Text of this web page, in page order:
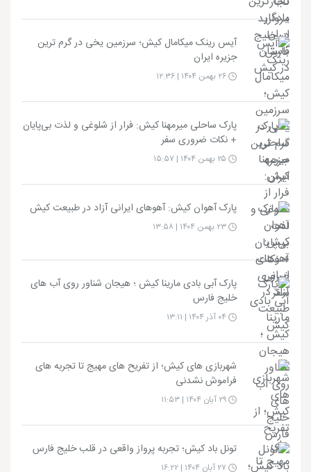
آیس رینک میکامال کیش؛ سرزمین یخی در گرم ترین
جزیره ایران
پارک ساحلی میرمهنا کیش: فرار از شلوغی و لذت بی‌پایان
+ نکات ضروری سفر
پارک آهوان کیش: آهوهای ایرانی آزاد در طبیعت کیش
پارک آبی بادی مارینا کیش ؛ هیجان شناور روی آب های
خلیج فارس
شهربازی های کیش؛ از تفریح های مهیج تا تجربه های
فراموش نشدنی
تونل باد کیش؛ تجربه پرواز واقعی در قلب خلیج فارس